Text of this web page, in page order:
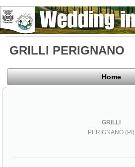
GRILLI PERIGNANO
Home
GRILLI
PERIGNANO (PI)